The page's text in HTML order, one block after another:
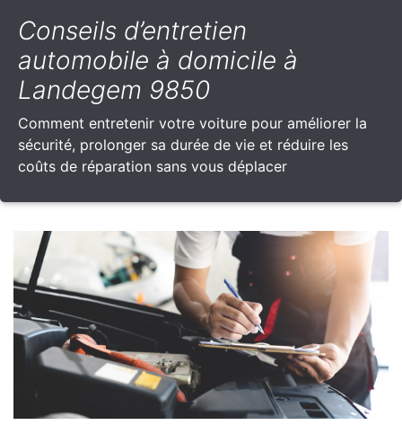
Conseils d’entretien
automobile à domicile à
Landegem 9850
Comment entretenir votre voiture pour améliorer la
sécurité, prolonger sa durée de vie et réduire les
coûts de réparation sans vous déplacer